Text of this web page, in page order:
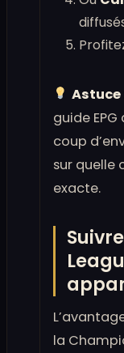
Astuce
guide
coup
sur quelle
exacte.
la